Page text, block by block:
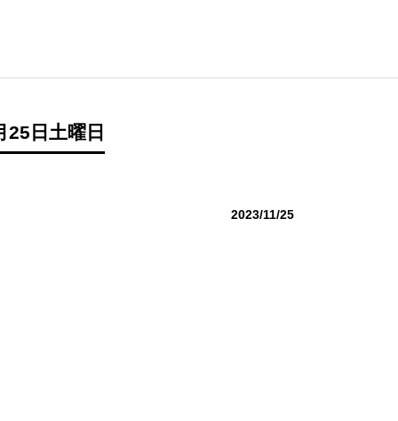
日土曜日
2023/11/25